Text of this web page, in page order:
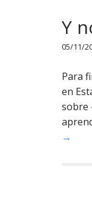
Y
05/11/
Para
en
sobre
→